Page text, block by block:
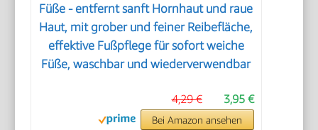
Füße - entfernt sanft Hornhaut und raue
Haut, mit grober und feiner Reibefläche,
effektive Fußpflege für sofort weiche
Füße, waschbar und wiederverwendbar
3,95 €
4,29 €
Bei Amazon ansehen